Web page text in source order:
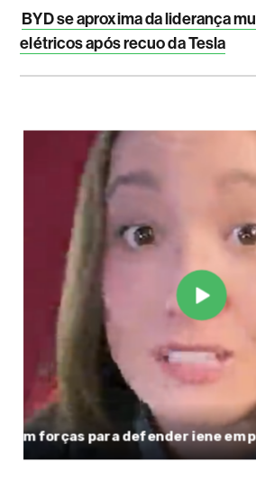
BYD se aproxima da liderança
elétricos após recuo da Tesla